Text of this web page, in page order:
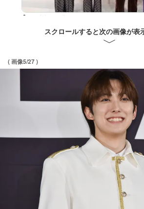
スクロールすると次の画像が表
( 画像5/27 )